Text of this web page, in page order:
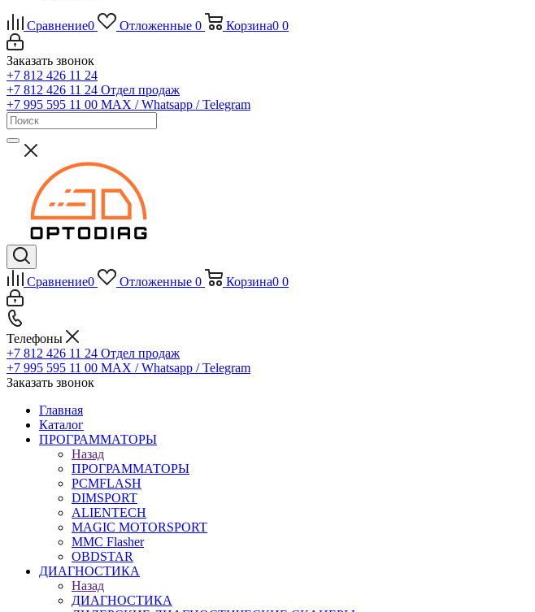
Сравнение0 Отложенные 0 Корзина0 0
Заказать звонок
+7 812 426 11 24
+7 812 426 11 24 Отдел продаж
+7 995 595 11 00 MAX / Whatsapp / Telegram
Сравнение0 Отложенные 0 Корзина0 0
Телефоны
+7 812 426 11 24 Отдел продаж
+7 995 595 11 00 MAX / Whatsapp / Telegram
Заказать звонок
Главная
Каталог
ПРОГРАММАТОРЫ
Назад
ПРОГРАММАТОРЫ
PCMFLASH
DIMSPORT
ALIENTECH
MAGIC MOTORSPORT
MMC Flasher
OBDSTAR
ДИАГНОСТИКА
Назад
ДИАГНОСТИКА